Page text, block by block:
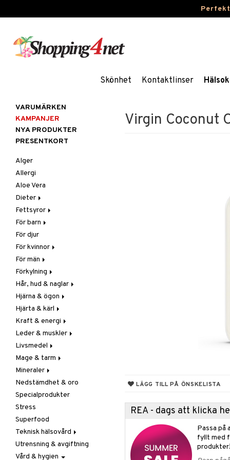
Skönhet Kontaktlinser
Virgin Coconut
LÄGG TILL PÅ ÖNSKELISTA
REA - dags att klicka
Passa på
fyllt med
produkter!
VARUMÄRKEN
KAMPANJER
NYA PRODUKTER
PRESENTKORT
Alger
Allergi
Aloe Vera
Dieter
Glutenintolerans
LCHF
Raw Food
Fettsyror
Marina fettsyror
Veg fettsyror
För barn
Fettsyror
Hudvård
Vitamin & mineral
För djur
För kvinnor
Graviditet & amning
Klimakterie & PMS
Näringstillskott
Övriga
Sex & lust
Skelett
Urinvägar
För män
Näringstillskott
Övriga
Prostata
Sex & lust
Förkylning
C-vitamin
Förebyggande &
lindrande
Hostdämpande
Öron, näsa & hals
Övriga
Virushämmande
Vitlök
Hår, hud & naglar
Hår
Kosttillskott
Sol & pigment
Hjärna & ögon
Fettsyror
Minne
Ögon
Hjärta & kärl
Ginkgo biloba
Kärlstärkande
Kolesterolsänkande
Marina fettsyror
Veg fettsyror
Kraft & energi
Ginseng
Övriga
Prestation
Q-10
Rosenrot
Schizandra
Leder & muskler
Kosttillskott
Utvärtes
Livsmedel
Bars
Choklad
Diverse
Drycker
Förvaring
Frukt, frö & nötter
Groddning
Kokos
Kryddor & buljong
Mage & tarm
Drycker
Fibrer
Matsmältning
Syrareglerande
Tarm
Utrensning
Mineraler
Järn
Kalcium
Krom
Magnesium
Multimineraler
Övriga
Selen
Nedstämdhet & oro
Specialprodukter
Stress
Superfood
Teknisk hälsovård
Ljusterapi
Luftfuktare
Utrensning & avgiftning
Vård & hygien